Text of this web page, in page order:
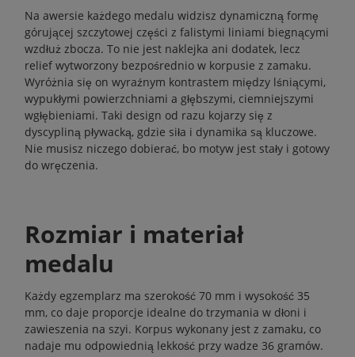
Na awersie każdego medalu widzisz dynamiczną formę
górującej szczytowej części z falistymi liniami biegnącymi
wzdłuż zbocza. To nie jest naklejka ani dodatek, lecz
relief wytworzony bezpośrednio w korpusie z zamaku.
Wyróżnia się on wyraźnym kontrastem między lśniącymi,
wypukłymi powierzchniami a głębszymi, ciemniejszymi
wgłębieniami. Taki design od razu kojarzy się z
dyscypliną pływacką, gdzie siła i dynamika są kluczowe.
Nie musisz niczego dobierać, bo motyw jest stały i gotowy
do wręczenia.
Rozmiar i materiał
medalu
Każdy egzemplarz ma szerokość 70 mm i wysokość 35
mm, co daje proporcje idealne do trzymania w dłoni i
zawieszenia na szyi. Korpus wykonany jest z zamaku, co
nadaje mu odpowiednią lekkość przy wadze 36 gramów.